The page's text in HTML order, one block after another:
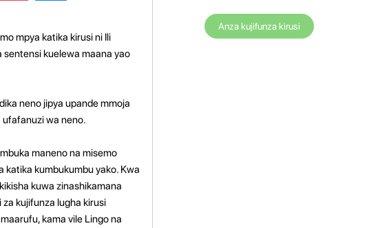
mpya katika kirusi ni Ili
sentensi kuelewa maana yao
neno jipya upande mmoja
ufafanuzi wa neno.
maneno na misemo
katika kumbukumbu yako. Kwa
kuwa zinashikamana
kujifunza lugha kirusi
kama vile Lingo na
Anza kujifunza kirusi